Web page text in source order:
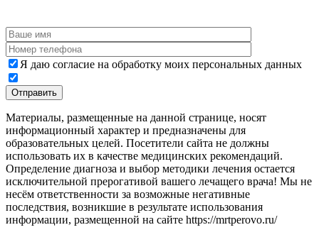
Я даю согласие на обработку моих персональных данных
Материалы, размещенные на данной странице, носят
информационный характер и предназначены для
образовательных целей. Посетители сайта не должны
использовать их в качестве медицинских рекомендаций.
Определение диагноза и выбор методики лечения остается
исключительной прерогативой вашего лечащего врача! Мы не
несём ответственности за возможные негативные
последствия, возникшие в результате использования
информации, размещенной на сайте https://mrtperovo.ru/